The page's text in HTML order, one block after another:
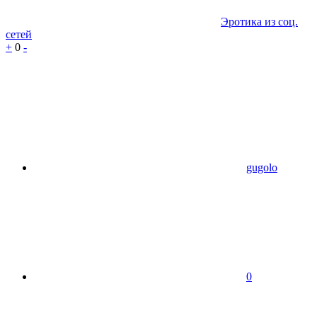
Эротика из соц.
сетей
+ 0 -
gugolo
0